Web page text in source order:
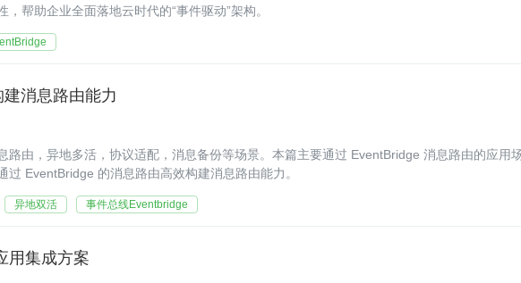
帮助企业全面落地云时代的“事件驱动”架构。
消息路由能力
路由，异地多活，协议适配，消息备份等场景。本篇主要通过 EventBridge 消息路由的应用
EventBridge 的消息路由高效构建消息路由能力。
异地双活 事件总线Eventbridge
用集成方案